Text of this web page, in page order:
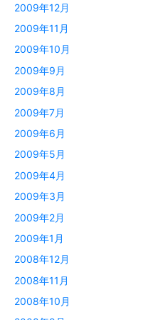
2009年12月
2009年11月
2009年10月
2009年9月
2009年8月
2009年7月
2009年6月
2009年5月
2009年4月
2009年3月
2009年2月
2009年1月
2008年12月
2008年11月
2008年10月